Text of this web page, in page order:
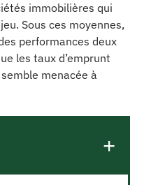
immobilières qui
Sous ces moyennes,
performances deux
les taux d’emprunt
menacée à